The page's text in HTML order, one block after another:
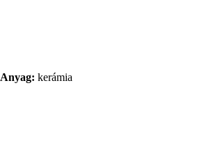
Anyag: kerámia